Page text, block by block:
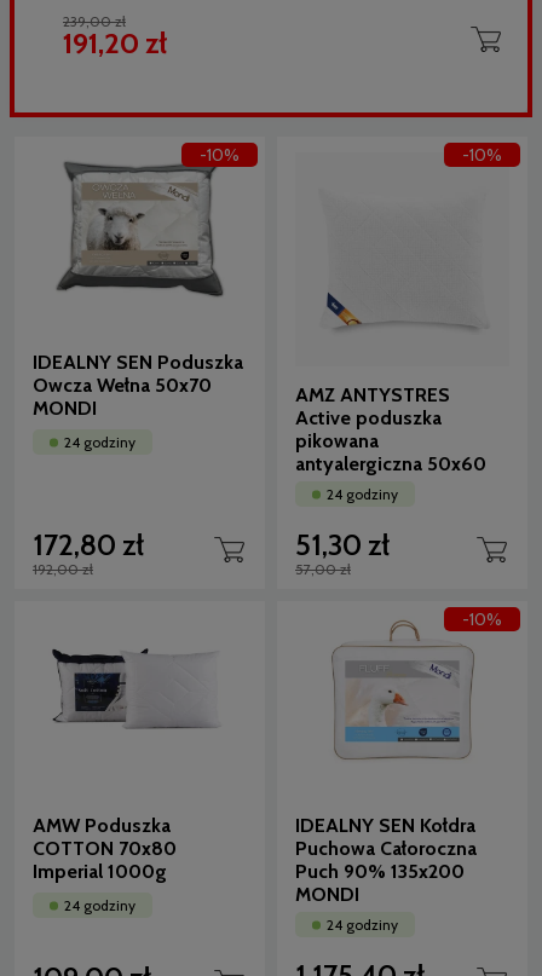
239,00 zł
191,20 zł
IDEALNY SEN Poduszka
Owcza Wełna 50x70
MONDI
24 godziny
172,80 zł
192,00 zł
-10%
AMZ ANTYSTRES
Active poduszka
pikowana
antyalergiczna 50x60
24 godziny
51,30 zł
57,00 zł
-10%
AMW Poduszka
COTTON 70x80
Imperial 1000g
24 godziny
IDEALNY SEN Kołdra
Puchowa Całoroczna
Puch 90% 135x200
MONDI
24 godziny
-10%